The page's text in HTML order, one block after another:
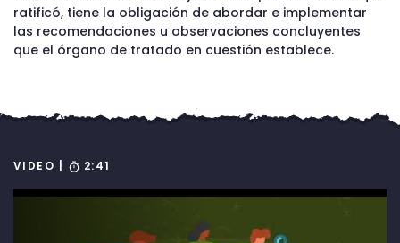
ratificó, tiene la obligación de abordar e implementar
las recomendaciones u observaciones concluyentes
que el órgano de tratado en cuestión establece.
VIDEO | 2:41